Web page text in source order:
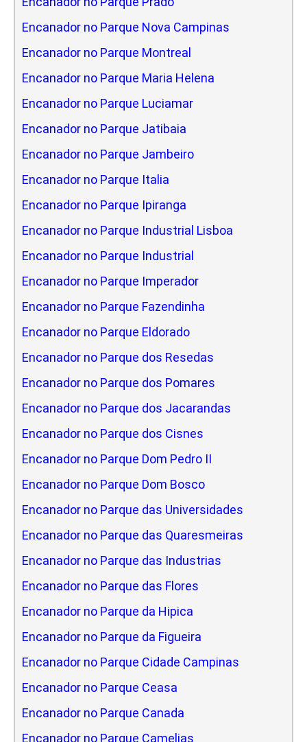
Encanador no Parque Nova Campinas
Encanador no Parque Montreal
Encanador no Parque Maria Helena
Encanador no Parque Luciamar
Encanador no Parque Jatibaia
Encanador no Parque Jambeiro
Encanador no Parque Italia
Encanador no Parque Ipiranga
Encanador no Parque Industrial Lisboa
Encanador no Parque Industrial
Encanador no Parque Imperador
Encanador no Parque Fazendinha
Encanador no Parque Eldorado
Encanador no Parque dos Resedas
Encanador no Parque dos Pomares
Encanador no Parque dos Jacarandas
Encanador no Parque dos Cisnes
Encanador no Parque Dom Pedro II
Encanador no Parque Dom Bosco
Encanador no Parque das Universidades
Encanador no Parque das Quaresmeiras
Encanador no Parque das Industrias
Encanador no Parque das Flores
Encanador no Parque da Hipica
Encanador no Parque da Figueira
Encanador no Parque Cidade Campinas
Encanador no Parque Ceasa
Encanador no Parque Canada
Encanador no Parque Camelias